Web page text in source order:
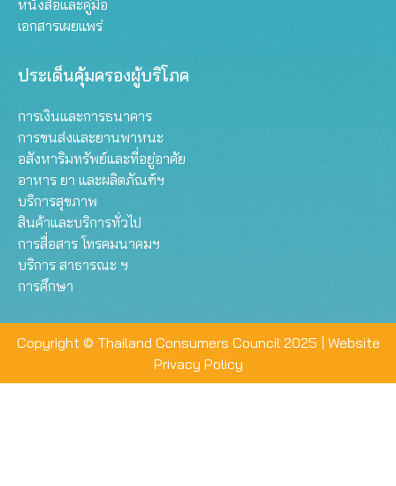
หนังสือและคู่มือ
เอกสารเผยแพร่
ประเด็นคุ้มครองผู้บริโภค
การเงินและการธนาคาร
การขนส่งและยานพาหนะ
อสังหาริมทรัพย์และที่อยู่อาศัย
อาหาร ยา และผลิตภัณฑ์ฯ
บริการสุขภาพ
สินค้าและบริการทั่วไป
การสื่อสาร โทรคมนาคมฯ
บริการ สาธารณะ ฯ
การศึกษา
Copyright © Thailand Consumers Council 2025 | Website
Privacy Policy